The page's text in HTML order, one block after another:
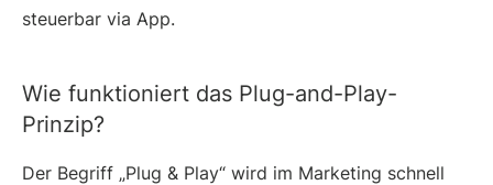
steuerbar via App.
Wie funktioniert das Plug-and-Play-
Prinzip?
Der Begriff „Plug & Play“ wird im Marketing schnell